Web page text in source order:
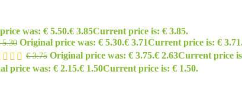
was: € 5.50.€ 3.85Current price is: € 3.85.
5.30 Original price was: € 5.30.€ 3.71Current price is: €
€3.75 Original price was: € 3.75.€ 2.63Current price
price was: € 2.15.€ 1.50Current price is: € 1.50.